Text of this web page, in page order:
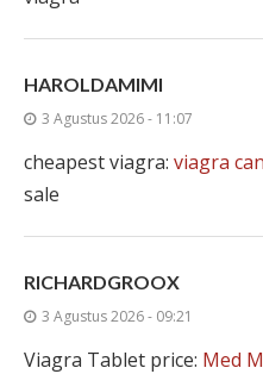
HAROLDAMIMI
3 Agustus 2026 - 11:07
cheapest viagra: viagra
sale
RICHARDGROOX
3 Agustus 2026 - 09:21
Viagra Tablet price: Med